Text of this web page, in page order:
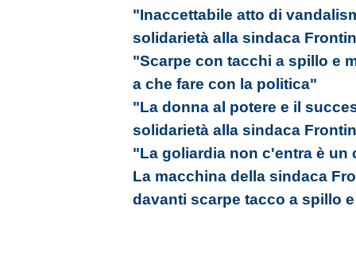
"Inaccettabile atto di
solidarietà alla sindaca
"Scarpe con tacchi a spillo e
a che fare con la politica"
"La donna al potere e il
solidarietà alla sindaca
"La goliardia non c'entra è
La macchina della sindaca
davanti scarpe tacco a spillo